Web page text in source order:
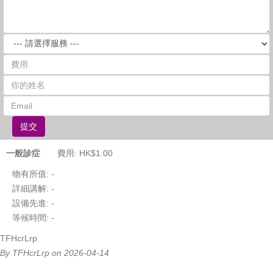
提交
一般診症 費用: HK$1.00
物有所值: -
詳細講解: -
設備先進: -
等候時間: -
TFHcrLrp
By TFHcrLrp on 2026-04-14